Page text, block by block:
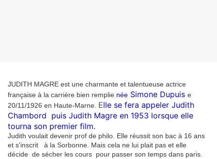
JUDITH MAGRE est une charmante et talentueuse actrice
française à la carrière bien remplie née Simone Dupuis e
20/11/1926 en Haute-Marne. Elle se fera appeler Judith
Chambord puis Judith Magre en 1953 lorsque elle
tourna son premier film.
Judith voulait devenir prof de philo. Elle réussit son bac à 16 ans
et s'inscrit à la Sorbonne. Mais cela ne lui plait pas et elle
décide de sécher les cours pour passer son temps dans paris.